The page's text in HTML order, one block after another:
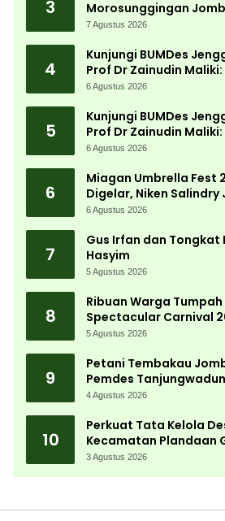
3
Morosunggingan
Lewat Kajian Akademik
7 Agustus 2026
4
Kunjungi BUMDes
Prof Dr Zainudin
Kemandirian Ekonomi
6 Agustus 2026
5
Kunjungi BUMDes
Prof Dr Zainudin
Kemandirian Ekonomi
6 Agustus 2026
6
Miagan Umbrella Fest
Digelar, Niken
Ribuan Pengunjung
6 Agustus 2026
7
Gus Irfan dan Tongkat
Hasyim
5 Agustus 2026
8
Ribuan Warga
Spectacular Carnival
Kemerdekaan
5 Agustus 2026
9
Petani Tembakau
Pemdes
Bergerak Cepat
4 Agustus 2026
10
Perkuat Tata Kelola
Kecamatan Plandaan
Aparatur Pemdes
3 Agustus 2026